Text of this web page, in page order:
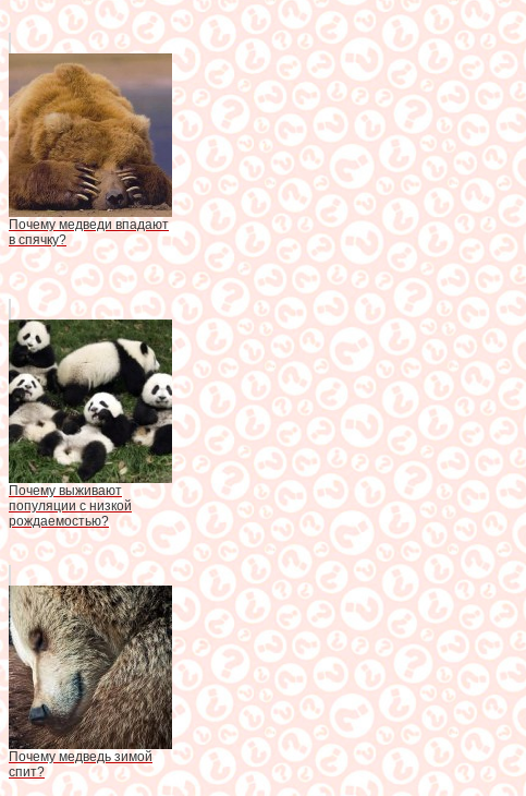
Почему медведи впадают
в спячку?
Почему выживают
популяции с низкой
рождаемостью?
Почему медведь зимой
спит?